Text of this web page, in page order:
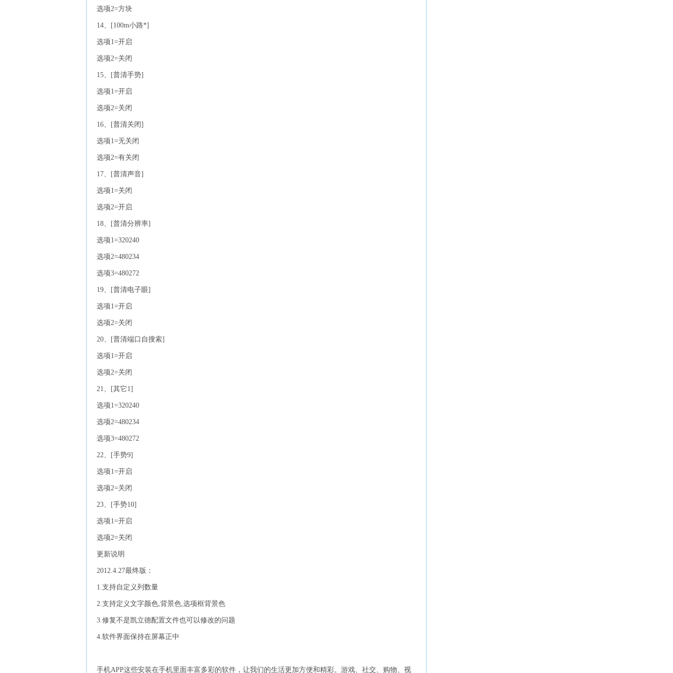
选项2=方块
14、[100m小路*]
选项1=开启
选项2=关闭
15、[普清手势]
选项1=开启
选项2=关闭
16、[普清关闭]
选项1=无关闭
选项2=有关闭
17、[普清声音]
选项1=关闭
选项2=开启
18、[普清分辨率]
选项1=320240
选项2=480234
选项3=480272
19、[普清电子眼]
选项1=开启
选项2=关闭
20、[普清端口自搜索]
选项1=开启
选项2=关闭
21、[其它1]
选项1=320240
选项2=480234
选项3=480272
22、[手势9]
选项1=开启
选项2=关闭
23、[手势10]
选项1=开启
选项2=关闭
更新说明
2012.4.27最终版：
1.支持自定义列数量
2.支持定义文字颜色,背景色,选项框背景色
3.修复不是凯立德配置文件也可以修改的问题
4.软件界面保持在屏幕正中
手机APP这些安装在手机里面丰富多彩的软件，让我们的生活更加方便和精彩。游戏、社交、购物、视